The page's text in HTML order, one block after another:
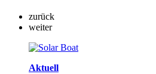
zurück
weiter
Aktuell